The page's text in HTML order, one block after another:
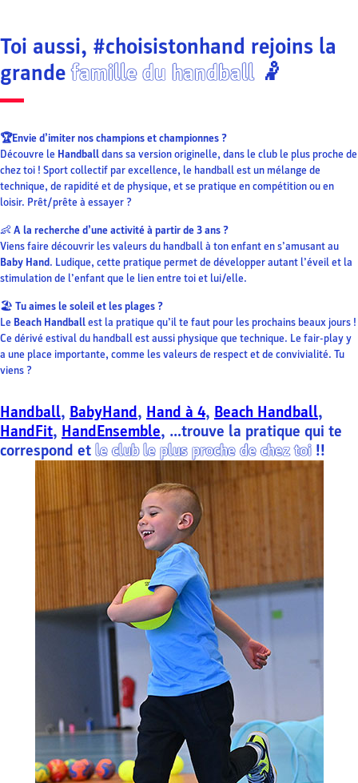
Toi aussi, #choisistonhand rejoins la
grandefamille du handball🤾
🏆Envie d’imiter nos champions et championnes ?
Découvre le Handballdans sa version originelle, dans le club le plus proche de
chez toi ! Sport collectif par excellence, le handball est un mélange de
technique, de rapidité et de physique, et se pratique en compétition ou en
loisir. Prêt/prête à essayer ?
👶A la recherche d’une activité à partir de 3 ans ?
Viens faire découvrir les valeurs du handball à ton enfant en s’amusant au
Baby Hand. Ludique, cette pratique permet de développer autant l’éveil et la
stimulation de l’enfant que le lien entre toi et lui/elle.
🏖 Tu aimes le soleil et les plages ?
Le Beach Handballest la pratique qu’il te faut pour les prochains beaux jours !
Ce dérivé estival du handball est aussi physique que technique. Le fair-play y
a une place importante, comme les valeurs de respect et de convivialité. Tu
viens ?
Handball, BabyHand, Hand à 4, Beach Handball,
HandFit, HandEnsemble, …trouve la pratique qui te
correspond et le club le plus proche de chez toi !!